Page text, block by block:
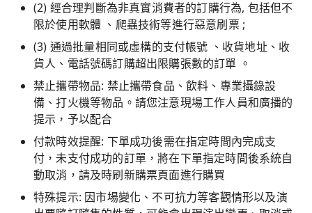
(2) 經合理判斷為非真實消費者的訂購行為, 包括但不
限於使用軟體 、爬蟲技術等進行惡意刷票 ;
(3) 通過批量相同或虛構的支付帳號 、收貨地址、收
貨人、電話號碼訂購超出限購張數的訂單 。
禁止攜帶物品: 禁止攜帶食品、飲料、專業攝錄設
備、打火機等物品。請您注意現場工作人員和廣播的
提示，予以配合
付款時效提醒: 下單成功後需在指定時間內完成支
付，未支付成功的訂單，將在下單指定時間後系統自
動取消，請及時刷新購票頁面進行購買
特殊提示: 因市場變化、不可抗力等客觀情形以及演